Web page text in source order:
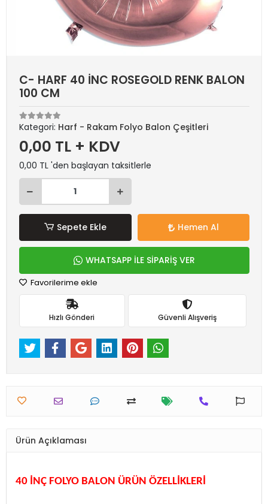
C- HARF 40 İNC ROSEGOLD RENK BALON
100 CM
Kategori: Harf - Rakam Folyo Balon Çeşitleri
0,00 TL + KDV
0,00 TL 'den başlayan taksitlerle
Sepete Ekle Hemen Al
WHATSAPP İLE SİPARİŞ VER
Favorilerime ekle
Hızlı Gönderi Güvenli Alışveriş
Ürün Açıklaması
40 İNÇ FOLYO BALON ÜRÜN ÖZELLİKLERİ